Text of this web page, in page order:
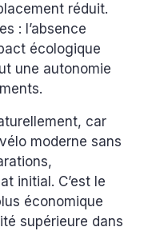
réduit.
: l’absence
écologique
une autonomie
car
moderne sans
initial. C’est le
économique
supérieure dans